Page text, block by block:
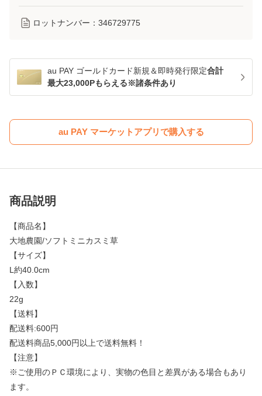
ロットナンバー： 346729775
au PAY ゴールドカード新規＆即時発行限定合計
最大23,000Pもらえる※諸条件あり
au PAY マーケットアプリで購入する
商品説明
【商品名】
大地農園/ソフトミニカスミ草
【サイズ】
L約40.0cm
【入数】
22g
【送料】
配送料:600円
配送料商品5,000円以上で送料無料！
【注意】
※ご使用のＰＣ環境により、実物の色目と差異がある場合もあり
ます。